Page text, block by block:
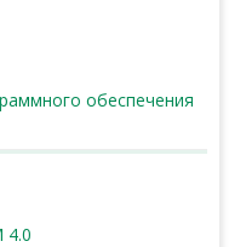
обеспечения
4.0